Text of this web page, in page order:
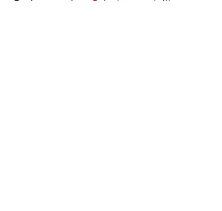
Becker aus dem
Golvet vorgestellt.